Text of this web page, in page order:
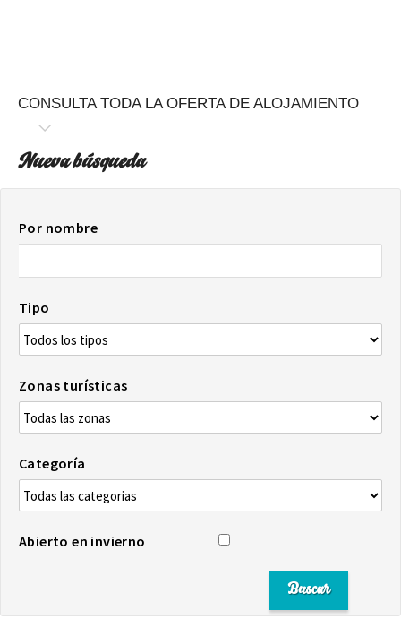
CONSULTA TODA LA OFERTA DE ALOJAMIENTO
Nueva búsqueda
Por nombre
Tipo
Zonas turísticas
Categoría
Abierto en invierno